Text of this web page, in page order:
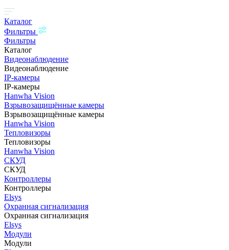
Каталог
Фильтры
Фильтры
Каталог
Видеонаблюдение
Видеонаблюдение
IP-камеры
IP-камеры
Hanwha Vision
Взрывозащищённые камеры
Взрывозащищённые камеры
Hanwha Vision
Тепловизоры
Тепловизоры
Hanwha Vision
СКУД
СКУД
Контроллеры
Контроллеры
Elsys
Охранная сигнализация
Охранная сигнализация
Elsys
Модули
Модули